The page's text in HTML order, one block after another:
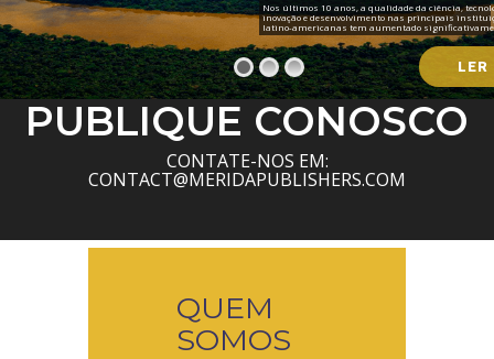
Nos últimos 10 anos, a qualidade da ciência,
inovação e desenvolvimento nas principais
latino-americanas tem aumentado
PUBLIQUE CONOSCO
CONTATE-NOS EM:
CONTACT@MERIDAPUBLISHERS.COM
QUEM
SOMOS